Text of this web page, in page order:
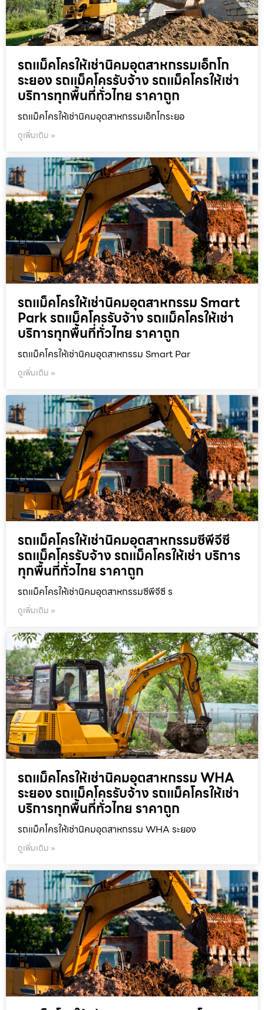
รถแม็คโครให้เช่านิคมอุตสาหกรรมเอ็กโก
ระยอง รถแม็คโครรับจ้าง รถแม็คโครให้เช่า
บริการทุกพื้นที่ทั่วไทย ราคาถูก
รถแม็คโครให้เช่านิคมอุตสาหกรรมเอ็กโกระยอ
ดูเพิ่มเติม »
รถแม็คโครให้เช่านิคมอุตสาหกรรม Smart
Park รถแม็คโครรับจ้าง รถแม็คโครให้เช่า
บริการทุกพื้นที่ทั่วไทย ราคาถูก
รถแม็คโครให้เช่านิคมอุตสาหกรรม Smart Par
ดูเพิ่มเติม »
รถแม็คโครให้เช่านิคมอุตสาหกรรมซีพีจีซี
รถแม็คโครรับจ้าง รถแม็คโครให้เช่า บริการ
ทุกพื้นที่ทั่วไทย ราคาถูก
รถแม็คโครให้เช่านิคมอุตสาหกรรมซีพีจีซี ร
ดูเพิ่มเติม »
รถแม็คโครให้เช่านิคมอุตสาหกรรม WHA
ระยอง รถแม็คโครรับจ้าง รถแม็คโครให้เช่า
บริการทุกพื้นที่ทั่วไทย ราคาถูก
รถแม็คโครให้เช่านิคมอุตสาหกรรม WHA ระยอง
ดูเพิ่มเติม »